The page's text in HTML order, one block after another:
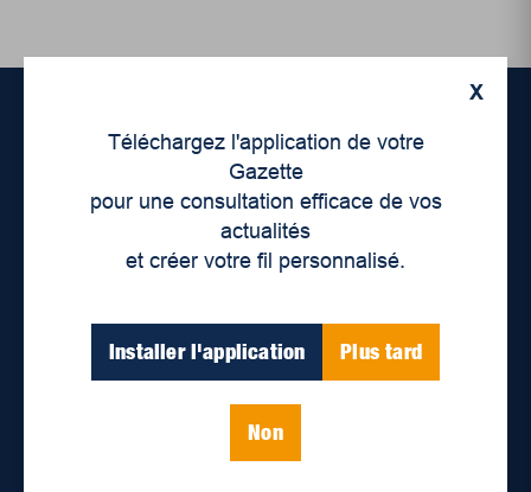
X
Téléchargez l'application de votre
Gazette
pour une consultation efficace de vos
actualités
et créer votre fil personnalisé.
Installer l'application Plus tard
Non
À propos de nous
Déontologie et confidentialité
Devenir partenaire
Lieux de distribution